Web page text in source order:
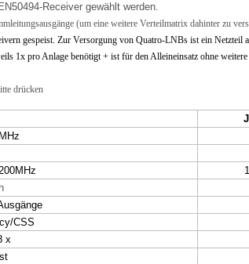
Receiver gewählt werden.
(um eine weitere Verteilmatrix dahinter zu
gespeist. Zur Versorgung von Quatro-LNBs ist ein
1x pro Anlage benötigt + ist für den Alleineinsatz ohne
drücken
CSS
x